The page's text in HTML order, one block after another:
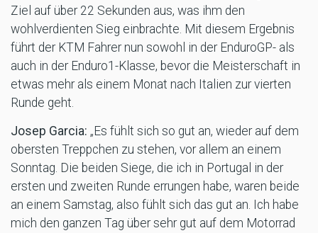
Ziel auf über 22 Sekunden aus, was ihm den
wohlverdienten Sieg einbrachte. Mit diesem Ergebnis
führt der KTM Fahrer nun sowohl in der EnduroGP- als
auch in der Enduro1-Klasse, bevor die Meisterschaft in
etwas mehr als einem Monat nach Italien zur vierten
Runde geht.
Josep Garcia: „Es fühlt sich so gut an, wieder auf dem
obersten Treppchen zu stehen, vor allem an einem
Sonntag. Die beiden Siege, die ich in Portugal in der
ersten und zweiten Runde errungen habe, waren beide
an einem Samstag, also fühlt sich das gut an. Ich habe
mich den ganzen Tag über sehr gut auf dem Motorrad